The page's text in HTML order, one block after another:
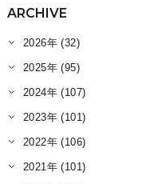
ARCHIVE
2026年 (32)
2025年 (95)
2024年 (107)
2023年 (101)
2022年 (106)
2021年 (101)